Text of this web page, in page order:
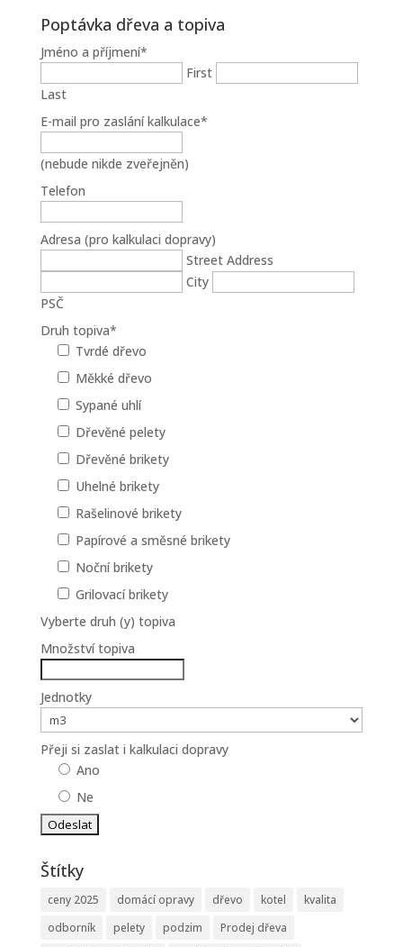
Poptávka dřeva a topiva
Jméno a příjmení*
First
Last
E-mail pro zaslání kalkulace*
(nebude nikde zveřejněn)
Telefon
Adresa (pro kalkulaci dopravy)
Street Address
City
PSČ
Druh topiva*
Tvrdé dřevo
Měkké dřevo
Sypané uhlí
Dřevěné pelety
Dřevěné brikety
Uhelné brikety
Rašelinové brikety
Papírové a směsné brikety
Noční brikety
Grilovací brikety
Vyberte druh (y) topiva
Množství topiva
Jednotky
Přeji si zaslat i kalkulaci dopravy
Ano
Ne
Štítky
ceny 2025 domácí opravy dřevo kotel
kvalita
odborník
pelety podzim
Prodej dřeva